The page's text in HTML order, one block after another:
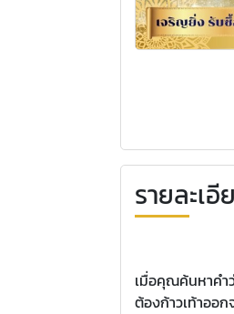
รายละเ
เมื่อคุณค้นหาคำ
ต้องก้าวเท้าออ